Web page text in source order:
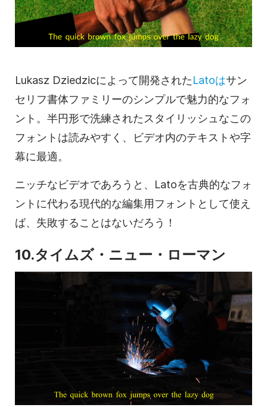
Lukasz Dziedzicによって開発されたLatoはサン
セリフ書体ファミリーのシンプルで魅力的なフォ
ント。半円形で洗練されたスタイリッシュなこの
フォントは読みやすく、ビデオ内のテキストや字
幕に最適。
ニッチなビデオであろうと、Latoを古典的なフォ
ントに代わる現代的な編集用フォントとして使え
ば、失敗することはないだろう！
10.タイムズ・ニュー・ローマン